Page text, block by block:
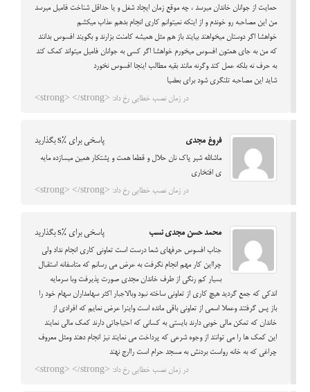
حمایت از جوانان خاندان میرسد ، چه موقع زمان ایجاد شغل و یا حداقل شناخت فامیل میرسد
من این مصاحبه رو خوندم و از اینکه نمیتوانم کاری انجام بدهم عذاب میکشم
خواهشا اگر دوستان میخواهند بیایند باز هم مثل همیشه کامنت بزارند و بگویند افسوس بدانند
که من به جای همتون افسوس میخورم خواهشا اگر کسی به جوانان فامیل میتواند کمک کند
به حرف نه بلکه عمل کند وگرنه مانند بقیه مطالب اینجا افسوس نخورد
شاید این مصاحبه تلنگری شود برای بعضیا
در زمان نصب خطایی رخ داد: <strong> </strong>
فروغ مجدی پاسخی برای %s بگذارید
ماشالله شیر پاک نان حلال و قطعا همت و پشتکار همین میسازده مایه
ی افتخاری
در زمان نصب خطایی رخ داد: <strong> </strong>
محمد حسن مجدی نسب پاسخی برای %s بگذارید
جناب افسوس حرفهای شما درست است تعاونی کاری انجام نداد ولی
چرااین کار مهم انجام نگرفت به عرض می رسانم که متاسفانه استقبال
بسیار کم رنگی از طرف خاندان مجدی صورت پذیرفت وبا سرمایه
اندکی که جمع گردید هیچ کاری از تعاونی ساخته نبود وبالاجبار اکثر سهامداران سهام خود را
باز پس گرفتند وعملا اسمی از تعاونی باقی مانده است واینرا عرض نمایم که افرادی از
خاندان که تمکن مالی خوبی دارند بایستی به کسانی که احتیاجاتی دارند کمک مالی نمایند
این کمک ها را می توانند از وجوه شرعی که پرداخت می نمایند نیز انجام دهند ومثل معروف
چراغی که به خانه رواست بردنش به مسجد حرام است راارج نهند
در زمان نصب خطایی رخ داد: <strong> </strong>